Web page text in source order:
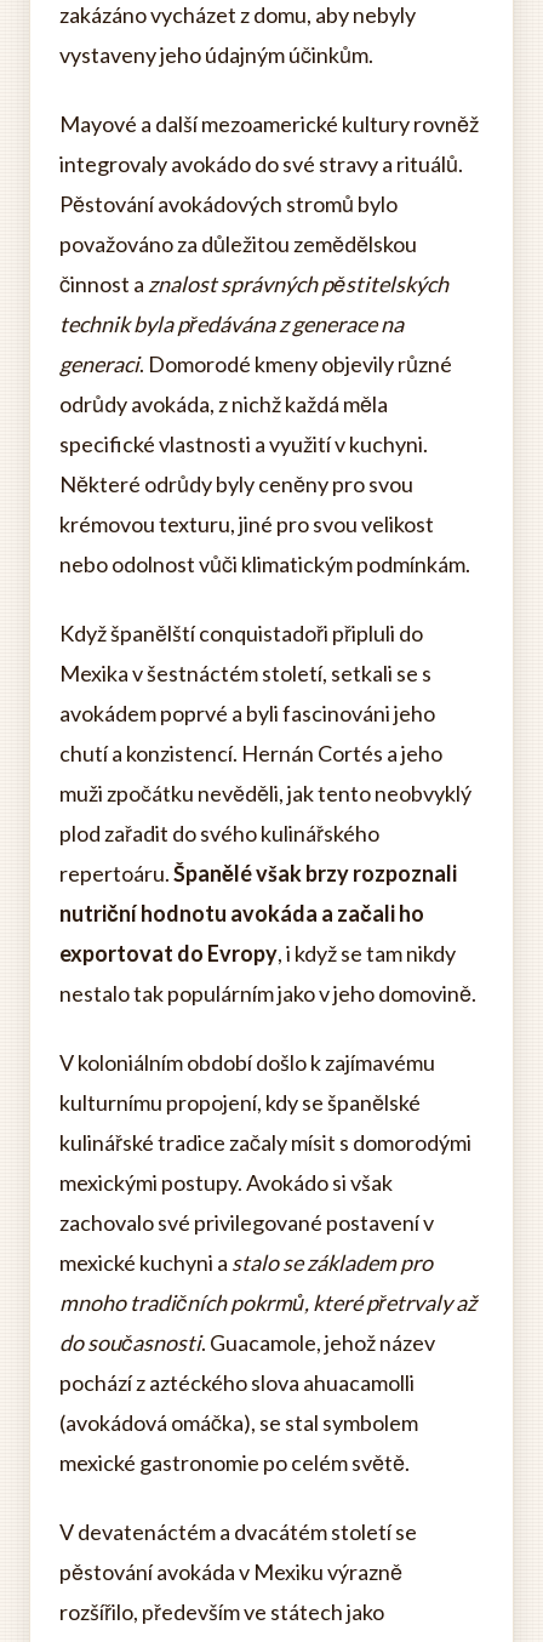
zakázáno vycházet z domu, aby nebyly
vystaveny jeho údajným účinkům.
Mayové a další mezoamerické kultury rovněž
integrovaly avokádo do své stravy a rituálů.
Pěstování avokádových stromů bylo
považováno za důležitou zemědělskou
činnost a znalost správných pěstitelských
technik byla předávána z generace na
generaci. Domorodé kmeny objevily různé
odrůdy avokáda, z nichž každá měla
specifické vlastnosti a využití v kuchyni.
Některé odrůdy byly ceněny pro svou
krémovou texturu, jiné pro svou velikost
nebo odolnost vůči klimatickým podmínkám.
Když španělští conquistadoři připluli do
Mexika v šestnáctém století, setkali se s
avokádem poprvé a byli fascinováni jeho
chutí a konzistencí. Hernán Cortés a jeho
muži zpočátku nevěděli, jak tento neobvyklý
plod zařadit do svého kulinářského
repertoáru.Španělé však brzy rozpoznali
nutriční hodnotu avokáda a začali ho
exportovat do Evropy, i když se tam nikdy
nestalo tak populárním jako v jeho domovině.
V koloniálním období došlo k zajímavému
kulturnímu propojení, kdy se španělské
kulinářské tradice začaly mísit s domorodými
mexickými postupy. Avokádo si však
zachovalo své privilegované postavení v
mexické kuchyni a stalo se základem pro
mnoho tradičních pokrmů, které přetrvaly až
do současnosti. Guacamole, jehož název
pochází z aztéckého slova ahuacamolli
(avokádová omáčka), se stal symbolem
mexické gastronomie po celém světě.
V devatenáctém a dvacátém století se
pěstování avokáda v Mexiku výrazně
rozšířilo, především ve státech jako